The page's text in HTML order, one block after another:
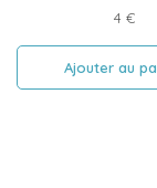
Prix
4 €
Ajouter au